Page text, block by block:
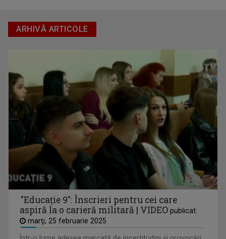
CAP DE AFIŞ
La TVR Craiova, spectacolul vine la tine în ...
ARHIVĂ ARTICOLE
"Educație 9": Înscrieri pentru cei care
aspiră la o carieră militară | VIDEO publicat:
marţi, 25 februarie 2025